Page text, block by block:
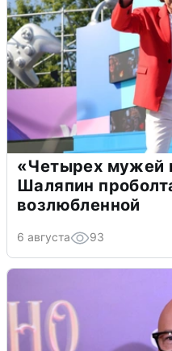
«Четырех мужей
Шаляпин
возлюбленной
6 августа 93